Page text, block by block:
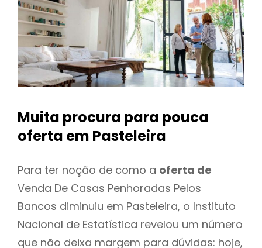
Muita procura para pouca
oferta em Pasteleira
Para ter noção de como a oferta de
Venda De Casas Penhoradas Pelos
Bancos diminuiu em Pasteleira, o Instituto
Nacional de Estatística revelou um número
que não deixa margem para dúvidas: hoje,